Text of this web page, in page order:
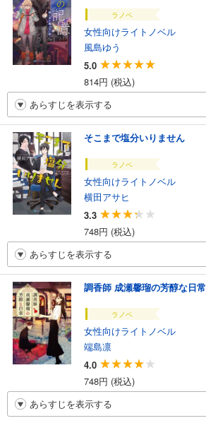
ラノベ
女性向けライトノベル
風島ゆう
5.0
814円 (税込)
あらすじを表示する
そこまで塩分いりません
ラノベ
女性向けライトノベル
横田アサヒ
3.3
748円 (税込)
あらすじを表示する
調香師 成瀬馨瑠の芳醇な日常
ラノベ
女性向けライトノベル
端島凛
4.0
748円 (税込)
あらすじを表示する